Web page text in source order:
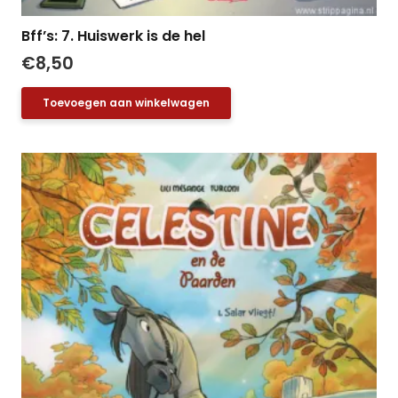
Bff’s: 7. Huiswerk is de hel
€8,50
Toevoegen aan winkelwagen